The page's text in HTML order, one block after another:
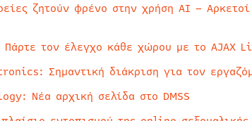
ζητούν φρένο στην χρήση AI –
Πάρτε τον έλεγχο κάθε χώρου με το
Σημαντική διάκριση για τον
Νέα αρχική σελίδα στο DMSS